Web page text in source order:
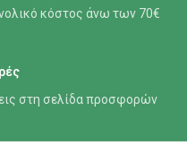
κόστος άνω των 70€
στη σελίδα προσφορών